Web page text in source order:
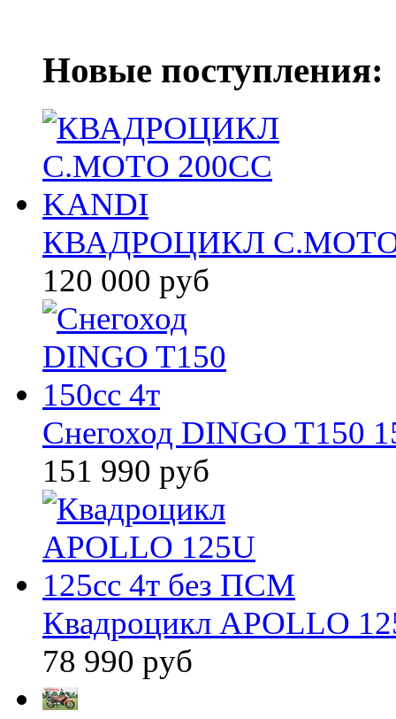
Новые поступления:
КВАДРОЦИКЛ С.МОТО
120 000 руб
Снегоход DINGO T150
151 990 руб
Квадроцикл APOLLO
78 990 руб